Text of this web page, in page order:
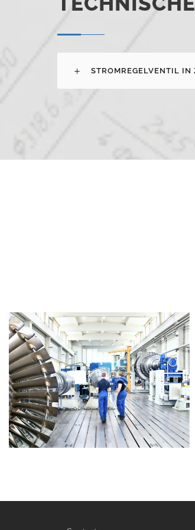
STROMREGELVENTIL
MASCHINEN- UND
ANLAGENBAU